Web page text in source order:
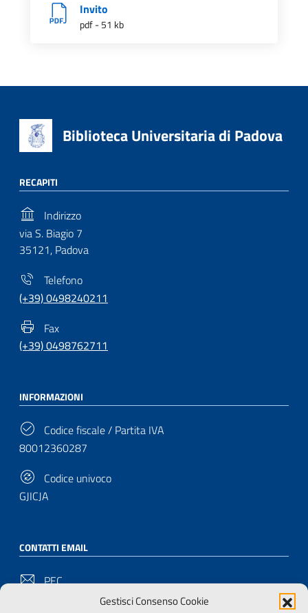
Gestisci Consenso Cookie
Invito
pdf - 51 kb
Biblioteca Universitaria di Padova
RECAPITI
Indirizzo
via S. Biagio 7
35121, Padova
Telefono
(+39) 0498240211
Fax
(+39) 0498762711
INFORMAZIONI
Codice fiscale / Partita IVA
80012360287
Codice univoco
GJICJA
CONTATTI EMAIL
PEC
bu-pd@pec.cultura.gov.it